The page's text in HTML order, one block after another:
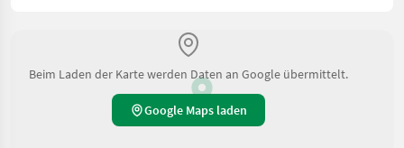
Beim Laden der Karte werden Daten an Google übermittelt.
Google Maps laden